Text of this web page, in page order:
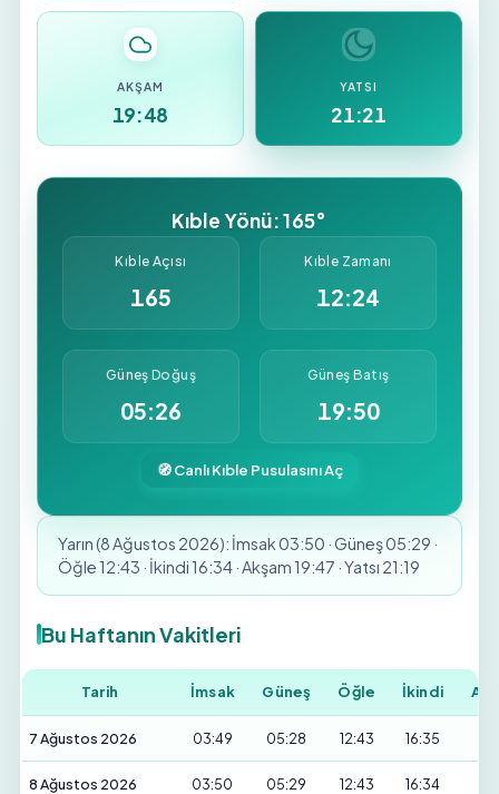
AKŞAM
19:48
YATSI
21:21
Kıble Yönü: 165°
Kıble Açısı
165
Kıble Zamanı
12:24
Güneş Doğuş
05:26
Güneş Batış
19:50
🧭 Canlı Kıble Pusulasını Aç
Yarın (8 Ağustos 2026): İmsak 03:50 · Güneş 05:29 ·
Öğle 12:43 · İkindi 16:34 · Akşam 19:47 · Yatsı 21:19
Bu Haftanın Vakitleri
Tarih İmsak Güneş Öğle İkindi
7 Ağustos 2026 03:49 05:28 12:43 16:35
8 Ağustos 2026 03:50 05:29 12:43 16:34